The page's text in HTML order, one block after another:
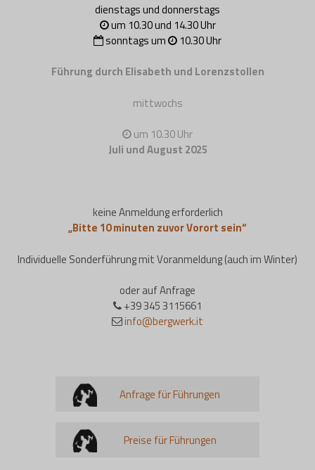
dienstags und donnerstags
um 10.30 und 14.30 Uhr
sonntags um
10.30 Uhr
Führung durch Elisabeth und Lorenzstollen
mittwochs
um 10.30 Uhr
Juli und August 2025
keine Anmeldung erforderlich
„Bitte 10 minuten zuvor Vorort sein“
Individuelle Sonderführung mit Voranmeldung (auch im Winter)
oder auf Anfrage
+39 345 3115661
info@bergwerk.it
Anfrage für Führungen
Preise für Führungen